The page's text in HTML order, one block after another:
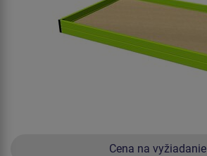
Cena na vyžiadanie